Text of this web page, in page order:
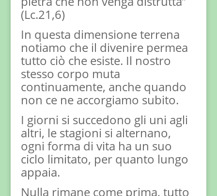
(Lc.21,6)
In questa dimensione terrena
notiamo che il divenire permea
tutto ciò che esiste. Il nostro
stesso corpo muta
continuamente, anche quando
non ce ne accorgiamo subito.
I giorni si succedono gli uni agli
altri, le stagioni si alternano,
ogni forma di vita ha un suo
ciclo limitato, per quanto lungo
appaia.
Nulla rimane come prima, tutto